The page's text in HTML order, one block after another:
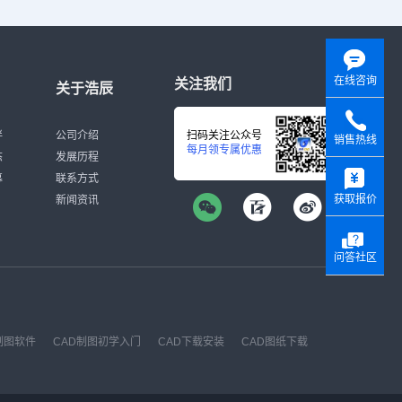
关于浩辰
公司介绍
发展历程
联系方式
新闻资讯
关注我们
扫码关注公众号
每月领专属优惠
图软件 CAD制图初学入门 CAD下载安装
CAD图纸下载
在线咨询
销售热线
获取报价
问答社区